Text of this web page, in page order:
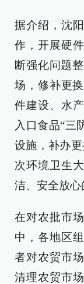
据介绍，沈
作，开展硬
断强化问题
场，修补更
件建设、水
入口食品“三
设施，补办
次环境卫生
洁、安全放心
在对农批市
中，各地区
者对农贸市
清理农贸市